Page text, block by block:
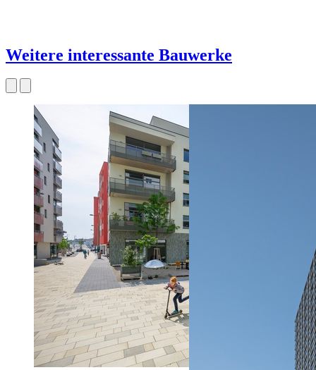
Weitere interessante Bauwerke